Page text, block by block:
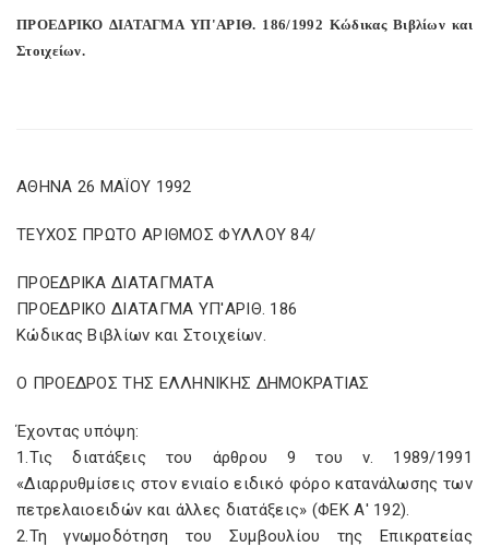
ΠΡΟΕΔΡΙΚΟ ΔΙΑΤΑΓΜΑ ΥΠ'ΑΡΙΘ. 186/1992 Κώδικας Βιβλίων και
Στοιχείων.
ΑΘΗΝΑ 26 ΜΑΪΟΥ 1992
ΤΕΥΧΟΣ ΠΡΩΤΟ ΑΡΙΘΜΟΣ ΦΥΛΛΟΥ 84/
ΠΡΟΕΔΡΙΚΑ ΔΙΑΤΑΓΜΑΤΑ
ΠΡΟΕΔΡΙΚΟ ΔΙΑΤΑΓΜΑ ΥΠ'ΑΡΙΘ. 186
Κώδικας Βιβλίων και Στοιχείων.
Ο ΠΡΟΕΔΡΟΣ ΤΗΣ ΕΛΛΗΝΙΚΗΣ ΔΗΜΟΚΡΑΤΙΑΣ
Έχοντας υπόψη:
1.Τις διατάξεις του άρθρου 9 του ν. 1989/1991
«Διαρρυθμίσεις στον ενιαίο ειδικό φόρο κατανάλωσης των
πετρελαιοειδών και άλλες διατάξεις» (ΦΕΚ Α' 192).
2.Τη γνωμοδότηση του Συμβουλίου της Επικρατείας